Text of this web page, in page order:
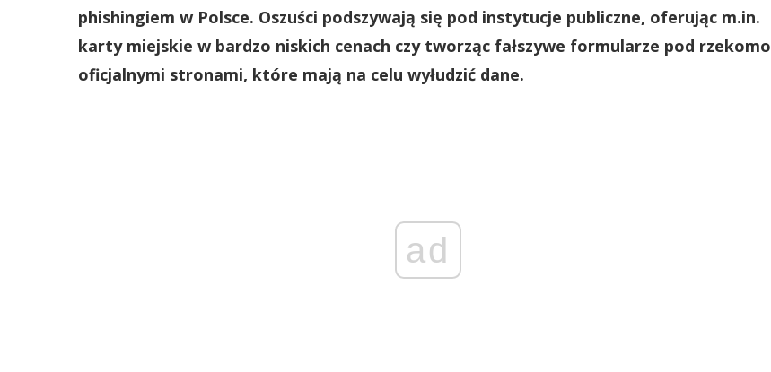
phishingiem w Polsce. Oszuści podszywają się pod instytucje publiczne, oferując m.in.
karty miejskie w bardzo niskich cenach czy tworząc fałszywe formularze pod rzekomo
oficjalnymi stronami, które mają na celu wyłudzić dane.
ad